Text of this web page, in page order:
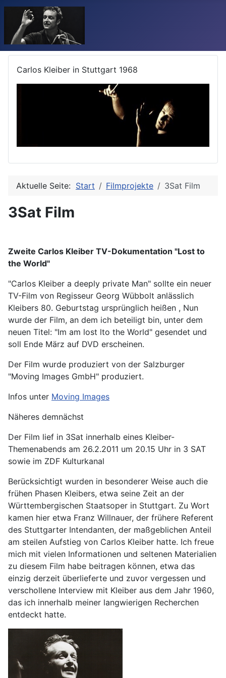
Carlos Kleiber in Stuttgart 1968
Aktuelle Seite: Start Filmprojekte 3Sat Film
3Sat Film
Zweite Carlos Kleiber TV-Dokumentation "Lost to
the World"
"Carlos Kleiber a deeply private Man" sollte ein neuer
TV-Film von Regisseur Georg Wübbolt anlässlich
Kleibers 80. Geburtstag ursprünglich heißen , Nun
wurde der Film, an dem ich beteiligt bin, unter dem
neuen Titel: "Im am lost lto the World" gesendet und
soll Ende März auf DVD erscheinen.
Der Film wurde produziert von der Salzburger
"Moving Images GmbH" produziert.
Infos unter Moving Images
Näheres demnächst
Der Film lief in 3Sat innerhalb eines Kleiber-
Themenabends am 26.2.2011 um 20.15 Uhr in 3 SAT
sowie im ZDF Kulturkanal
Berücksichtigt wurden in besonderer Weise auch die
frühen Phasen Kleibers, etwa seine Zeit an der
Württembergischen Staatsoper in Stuttgart. Zu Wort
kamen hier etwa Franz Willnauer, der frühere Referent
des Stuttgarter Intendanten, der maßgeblichen Anteil
am steilen Aufstieg von Carlos Kleiber hatte. Ich freue
mich mit vielen Informationen und seltenen Materialien
zu diesem Film habe beitragen können, etwa das
einzig derzeit überlieferte und zuvor vergessen und
verschollene Interview mit Kleiber aus dem Jahr 1960,
das ich innerhalb meiner langwierigen Recherchen
entdeckt hatte.